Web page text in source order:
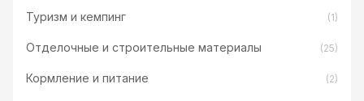
Туризм и кемпинг (1)
Отделочные и строительные материалы (25)
Кормление и питание (2)